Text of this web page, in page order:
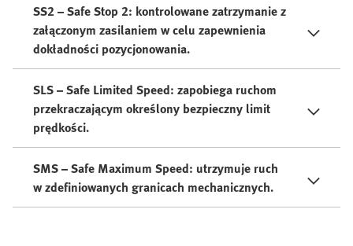
SS2 – Safe Stop 2: kontrolowane zatrzymanie z
załączonym zasilaniem w celu zapewnienia
dokładności pozycjonowania.
SLS – Safe Limited Speed: zapobiega ruchom
przekraczającym określony bezpieczny limit
prędkości.
SMS – Safe Maximum Speed: utrzymuje ruch
w zdefiniowanych granicach mechanicznych.